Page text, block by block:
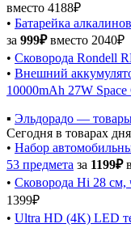
вместо 4188₽
• Батарейка
за 999₽вместо 2040₽
• Сковорода Rondell
• Внешний
10000mAh 27W Space
▪️ Эльдорадо —
Сегодня в товарах
• Набор
53 предмета за 1199₽
• Сковорода Hi 28 см,
1399₽
• Ultra HD (4K) LED